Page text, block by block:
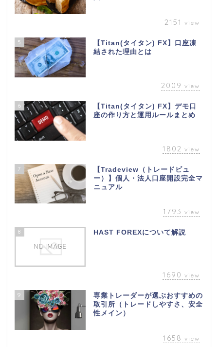
2151 view
5
【Titan(タイタン) FX】口座凍
結された理由とは
2009 view
6
【Titan(タイタン) FX】デモ口
座の作り方と運用ルールまとめ
1802 view
7
【Tradeview（トレードビュ
ー）】個人・法人口座開設完全マ
ニュアル
1793 view
8 HAST FOREXについて解説
1690 view
9
専業トレーダーが選ぶおすすめの
取引所（トレードしやすさ、安全
性メイン）
1658 view